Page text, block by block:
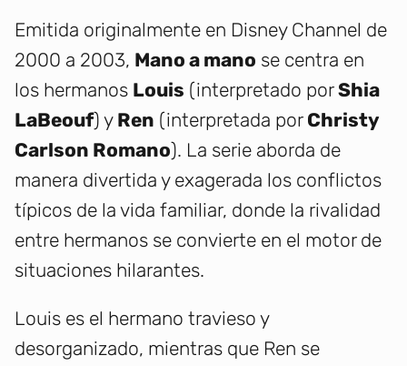
Emitida originalmente en Disney Channel de
2000 a 2003, Mano a mano se centra en
los hermanos Louis (interpretado porShia
LaBeouf) y Ren (interpretada por Christy
Carlson Romano). La serie aborda de
manera divertida y exagerada los conflictos
típicos de la vida familiar, donde la rivalidad
entre hermanos se convierte en el motor de
situaciones hilarantes.
Louis es el hermano travieso y
desorganizado, mientras que Ren se